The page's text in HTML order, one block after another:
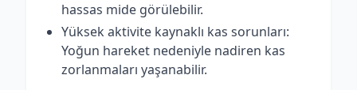
hassas mide görülebilir.
Yüksek aktivite kaynaklı kas sorunları:
Yoğun hareket nedeniyle nadiren kas
zorlanmaları yaşanabilir.